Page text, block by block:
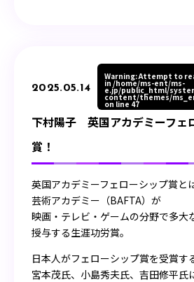
2025.05.14
Warning: Attempt to
in /home/ms-ent/ms-
e.jp/public_html/
content/themes/
on line 47
下村陽子 英国アカデミーフェ
賞！
英国アカデミーフェローシップ賞と
芸術アカデミー（BAFTA）が
映画・テレビ・ゲームの分野で多大
授与する生涯功労賞。
日本人がフェローシップ賞を受賞す
宮本茂氏、小島秀夫氏、吉田修平氏